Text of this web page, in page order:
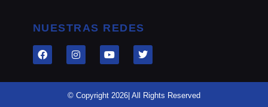
NUESTRAS REDES
© Copyright 2026| All Rights Reserved